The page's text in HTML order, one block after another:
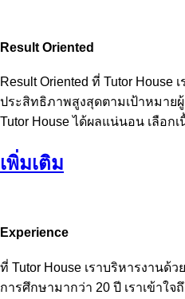
Result Oriented
Result Oriented ที่ Tutor House
ประสิทธิภาพสูงสุดตามเป้าหมายผู้
Tutor House ได้ผลแน่นอน เลือก
เพิ่มเติม
Experience
ที่ Tutor House เราบริหารงานด้
การศึกษามากว่า 20 ปี เราเข้าใ